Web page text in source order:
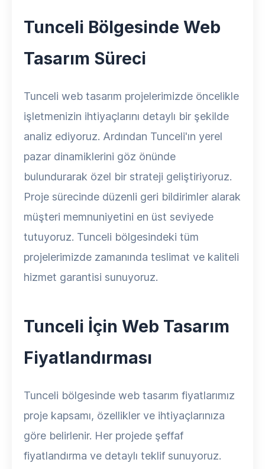
Tunceli Bölgesinde Web
Tasarım Süreci
Tunceli web tasarım projelerimizde öncelikle
işletmenizin ihtiyaçlarını detaylı bir şekilde
analiz ediyoruz. Ardından Tunceli'ın yerel
pazar dinamiklerini göz önünde
bulundurarak özel bir strateji geliştiriyoruz.
Proje sürecinde düzenli geri bildirimler alarak
müşteri memnuniyetini en üst seviyede
tutuyoruz. Tunceli bölgesindeki tüm
projelerimizde zamanında teslimat ve kaliteli
hizmet garantisi sunuyoruz.
Tunceli İçin Web Tasarım
Fiyatlandırması
Tunceli bölgesinde web tasarım fiyatlarımız
proje kapsamı, özellikler ve ihtiyaçlarınıza
göre belirlenir. Her projede şeffaf
fiyatlandırma ve detaylı teklif sunuyoruz.